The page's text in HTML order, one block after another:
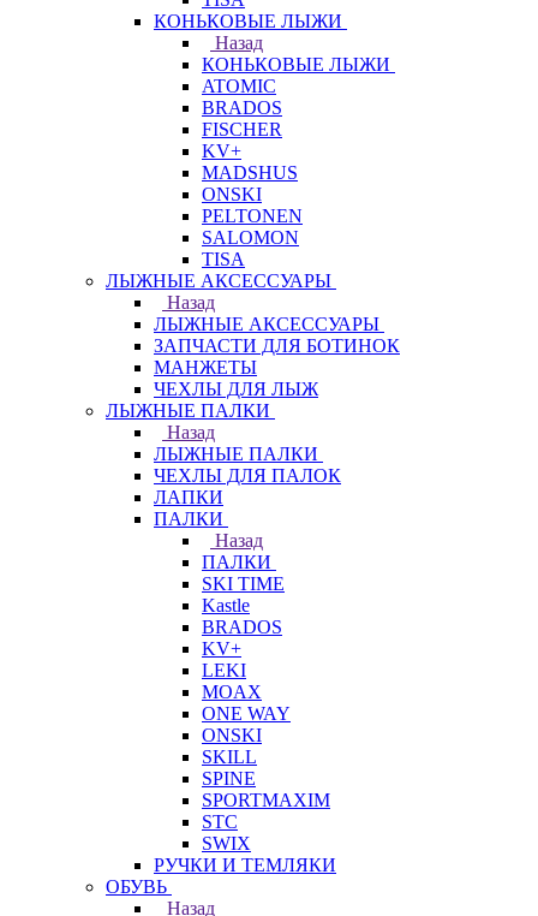
КОНЬКОВЫЕ ЛЫЖИ
Назад
КОНЬКОВЫЕ ЛЫЖИ
ATOMIC
BRADOS
FISCHER
KV+
MADSHUS
ONSKI
PELTONEN
SALOMON
TISA
ЛЫЖНЫЕ АКСЕССУАРЫ
Назад
ЛЫЖНЫЕ АКСЕССУАРЫ
ЗАПЧАСТИ ДЛЯ БОТИНОК
МАНЖЕТЫ
ЧЕХЛЫ ДЛЯ ЛЫЖ
ЛЫЖНЫЕ ПАЛКИ
Назад
ЛЫЖНЫЕ ПАЛКИ
ЧЕХЛЫ ДЛЯ ПАЛОК
ЛАПКИ
ПАЛКИ
Назад
ПАЛКИ
SKI TIME
Kastle
BRADOS
KV+
LEKI
MOAX
ONE WAY
ONSKI
SKILL
SPINE
SPORTMAXIM
STC
SWIX
РУЧКИ И ТЕМЛЯКИ
ОБУВЬ
Назад